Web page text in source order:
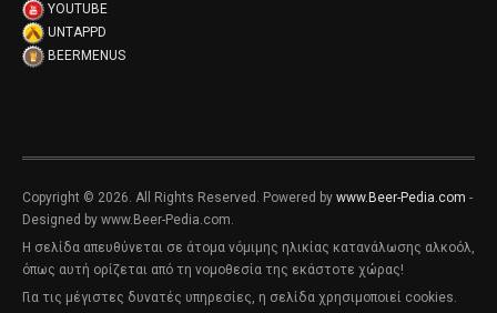
YOUTUBE
UNTAPPD
BEERMENUS
Copyright © 2026. All Rights Reserved. Powered by www.Beer-Pedia.com -
Designed by www.Beer-Pedia.com.
Η σελίδα απευθύνεται σε άτομα νόμιμης ηλικίας κατανάλωσης αλκοόλ,
όπως αυτή ορίζεται από τη νομοθεσία της εκάστοτε χώρας!
Για τις μέγιστες δυνατές υπηρεσίες, η σελίδα χρησιμοποιεί cookies.